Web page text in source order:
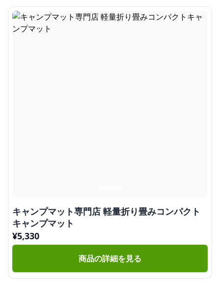
キャンプマット専門店 軽量折り畳みコンパクト
キャンプマット
¥5,330
商品の詳細を見る